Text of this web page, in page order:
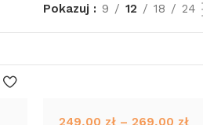
Pokazuj 9 12 18 24
249,00 zł – 269,00 zł